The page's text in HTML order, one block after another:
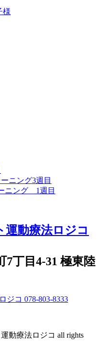
様
ニング3週目
ニング 1週目
7丁目4-31 極東陸
動療法ロジコ all rights